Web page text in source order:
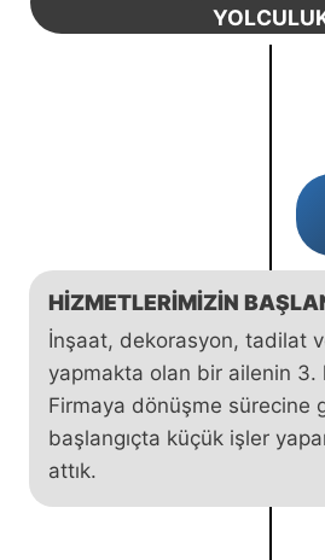
HIZMETLERIMIZIN
İnşaat, dekorasyon, tadilat
yapmakta olan bir ailenin 3.
Firmaya dönüşme sürecine
başlangıçta küçük işler
attık.